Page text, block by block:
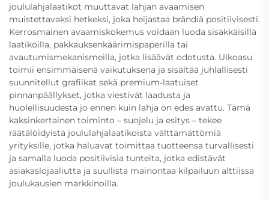
joululahjalaatikot muuttavat lahjan avaamisen
muistettavaksi hetkeksi, joka heijastaa brändiä positiivisesti.
Kerrosmainen avaamiskokemus voidaan luoda sisäkkäisillä
laatikoilla, pakkauksenkäärimispaperilla tai
avautumismekanismeilla, jotka lisäävät odotusta. Ulkoasu
toimii ensimmäisenä vaikutuksena ja sisältää juhlallisesti
suunnitellut grafiikat sekä premium-laatuiset
pinnanpäällykset, jotka viestivät laadusta ja
huolellisuudesta jo ennen kuin lahja on edes avattu. Tämä
kaksinkertainen toiminto – suojelu ja esitys – tekee
räätälöidyistä joululahjalaatikoista välttämättömiä
yrityksille, jotka haluavat toimittaa tuotteensa turvallisesti
ja samalla luoda positiivisia tunteita, jotka edistävät
asiakaslojaaliutta ja suullista mainontaa kilpailuun alttiissa
joulukausien markkinoilla.